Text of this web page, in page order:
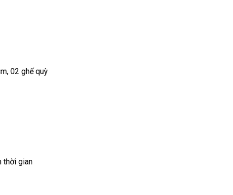
02 ghế quỳ
thời gian